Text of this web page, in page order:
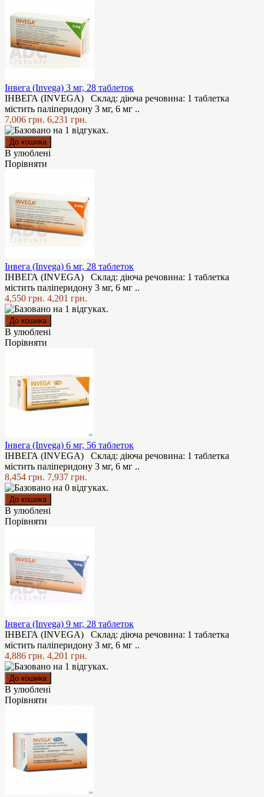
Інвега (Invega) 3 мг, 28 таблеток
ІНВЕГА (INVEGA) Склад: діюча речовина: 1 таблетка
містить паліперидону 3 мг, 6 мг ..
7,006 грн. 6,231 грн.
В улюблені
Порівняти
Інвега (Invega) 6 мг, 28 таблеток
ІНВЕГА (INVEGA) Склад: діюча речовина: 1 таблетка
містить паліперидону 3 мг, 6 мг ..
4,550 грн. 4,201 грн.
В улюблені
Порівняти
Інвега (Invega) 6 мг, 56 таблеток
ІНВЕГА (INVEGA) Склад: діюча речовина: 1 таблетка
містить паліперидону 3 мг, 6 мг ..
8,454 грн. 7,937 грн.
В улюблені
Порівняти
Інвега (Invega) 9 мг, 28 таблеток
ІНВЕГА (INVEGA) Склад: діюча речовина: 1 таблетка
містить паліперидону 3 мг, 6 мг ..
4,886 грн. 4,201 грн.
В улюблені
Порівняти